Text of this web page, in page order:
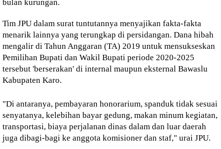
bulan kurungan.
Tim JPU dalam surat tuntutannya menyajikan fakta-fakta
menarik lainnya yang terungkap di persidangan. Dana hibah
mengalir di Tahun Anggaran (TA) 2019 untuk mensukseskan
Pemilihan Bupati dan Wakil Bupati periode 2020-2025
tersebut 'berserakan' di internal maupun eksternal Bawaslu
Kabupaten Karo.
"Di antaranya, pembayaran honorarium, spanduk tidak sesuai
senyatanya, kelebihan bayar gedung, makan minum kegiatan,
transportasi, biaya perjalanan dinas dalam dan luar daerah
juga dibagi-bagi ke anggota komisioner dan staf," urai JPU.